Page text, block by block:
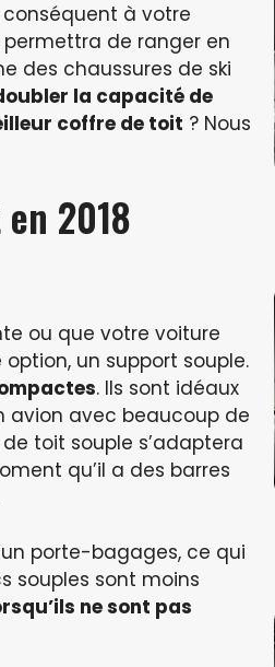
à votre
permettra de ranger en
des chaussures de ski
la capacité de
coffre de toit ? Nous
2018
ou que votre voiture
un support souple.
. Ils sont idéaux
avion avec beaucoup de
toit souple s’adaptera
qu’il a des barres
porte-bagages, ce qui
souples sont moins
ne sont pas